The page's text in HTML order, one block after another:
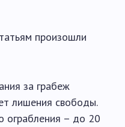
произошли
за грабеж
лишения свободы.
ограбления – до 20